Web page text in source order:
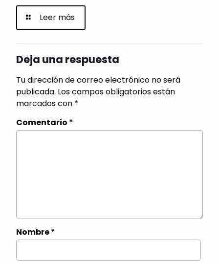
Leer más
Deja una respuesta
Tu dirección de correo electrónico no será
publicada. Los campos obligatorios están
marcados con *
Comentario *
Nombre*